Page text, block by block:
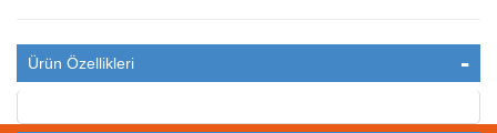
Ürün Özellikleri